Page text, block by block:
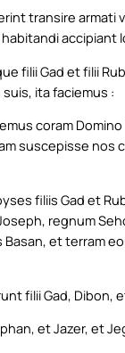
transire armati
accipiant
filii Gad et filii
ita faciemus :
coram
suscepisse nos
filiis Gad et
regnum
et terram
filii Gad, Dibon,
et Jazer, et